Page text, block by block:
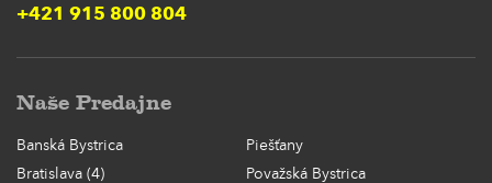
+421 915 800 804
Naše Predajne
Banská Bystrica
Piešťany
Bratislava (4)
Považská Bystrica